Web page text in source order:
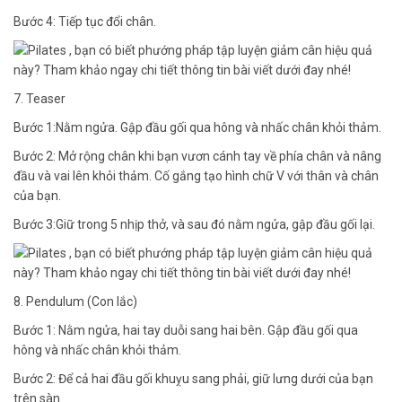
Bước 4: Tiếp tục đổi chân.
7. Teaser
Bước 1:Nằm ngửa. Gập đầu gối qua hông và nhấc chân khỏi thảm.
Bước 2: Mở rộng chân khi bạn vươn cánh tay về phía chân và nâng
đầu và vai lên khỏi thảm. Cố gắng tạo hình chữ V với thân và chân
của bạn.
Bước 3:Giữ trong 5 nhịp thở, và sau đó nằm ngửa, gập đầu gối lại.
8. Pendulum (Con lắc)
Bước 1: Nằm ngửa, hai tay duỗi sang hai bên. Gập đầu gối qua
hông và nhấc chân khỏi thảm.
Bước 2: Để cả hai đầu gối khuỵu sang phải, giữ lưng dưới của bạn
trên sàn.